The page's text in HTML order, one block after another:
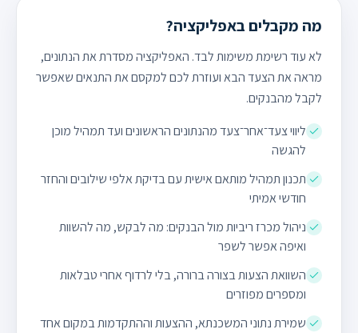
מה מקבלים באפליקציה?
לא עוד רשימת משימות לבד. האפליקציה מסדרת את הנתונים,
מראה את הצעד הבא ועוזרת לכם למקסם את התנאים שאפשר
לקבל מהבנקים.
ליווי צעד־אחר־צעד מהנתונים הראשונים ועד תמהיל מוכן
להגשה
תכנון תמהיל מותאם אישית עם בדיקת אלפי שילובים והחזר
חודשי אמיתי
ניהול מכרז ריביות מול הבנקים: מה לבקש, מה להשוות
ואיפה אפשר לשפר
השוואת הצעות בצורה ברורה, בלי לרדוף אחרי טבלאות
ומספרים מפוזרים
שמירת נתוני המשכנתא, ההצעות וההתקדמות במקום אחד